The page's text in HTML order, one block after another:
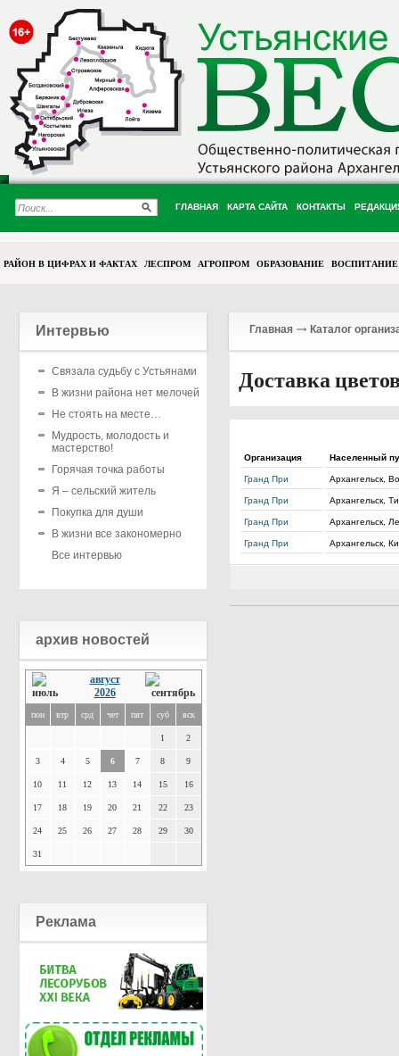
ГЛАВНАЯ КАРТА САЙТА КОНТАКТЫ
РАЙОН В ЦИФРАХ И ФАКТАХ ЛЕСПРОМ АГРОПРОМ ОБРАЗОВАНИЕ ВОСПИТАНИЕ
Интервью
Связала судьбу с Устьянами
В жизни района нет мелочей
Не стоять на месте…
Мудрость, молодость и
мастерство!
Горячая точка работы
Я – сельский житель
Покупка для души
В жизни все закономерно
Все интервью
архив новостей
август
2026
пон втр срд чет пят суб вск
1 2
3 4 5 6 7 8 9
10 11 12 13 14 15 16
17 18 19 20 21 22 23
24 25 26 27 28 29 30
31
Реклама
Главная Каталог
Доставка
Организация Населенный
Гранд При Архангельск,
Гранд При Архангельск,
Гранд При Архангельск,
Гранд При Архангельск,